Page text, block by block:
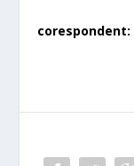
corespondent: